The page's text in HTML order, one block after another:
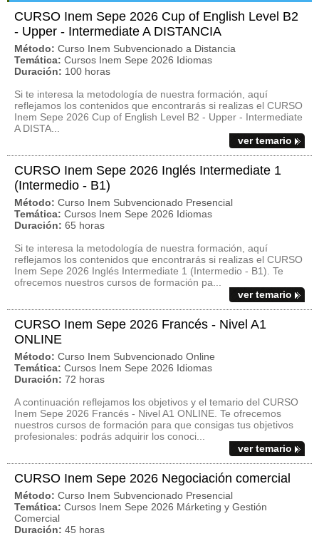
CURSO Inem Sepe 2026 Cup of English Level B2
- Upper - Intermediate A DISTANCIA
Método: Curso Inem Subvencionado a Distancia
Temática: Cursos Inem Sepe 2026 Idiomas
Duración: 100 horas
Si te interesa la metodología de nuestra formación, aquí
reflejamos los contenidos que encontrarás si realizas el CURSO
Inem Sepe 2026 Cup of English Level B2 - Upper - Intermediate
A DISTA...
ver temario
CURSO Inem Sepe 2026 Inglés Intermediate 1
(Intermedio - B1)
Método: Curso Inem Subvencionado Presencial
Temática: Cursos Inem Sepe 2026 Idiomas
Duración: 65 horas
Si te interesa la metodología de nuestra formación, aquí
reflejamos los contenidos que encontrarás si realizas el CURSO
Inem Sepe 2026 Inglés Intermediate 1 (Intermedio - B1). Te
ofrecemos nuestros cursos de formación pa...
ver temario
CURSO Inem Sepe 2026 Francés - Nivel A1
ONLINE
Método: Curso Inem Subvencionado Online
Temática: Cursos Inem Sepe 2026 Idiomas
Duración: 72 horas
A continuación reflejamos los objetivos y el temario del CURSO
Inem Sepe 2026 Francés - Nivel A1 ONLINE. Te ofrecemos
nuestros cursos de formación para que consigas tus objetivos
profesionales: podrás adquirir los conoci...
ver temario
CURSO Inem Sepe 2026 Negociación comercial
Método: Curso Inem Subvencionado Presencial
Temática: Cursos Inem Sepe 2026 Márketing y Gestión
Comercial
Duración: 45 horas